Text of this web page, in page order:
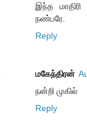
இந்த
நண்பரே.
Reply
மகேந்திரன்
நன்றி முகில்
Reply